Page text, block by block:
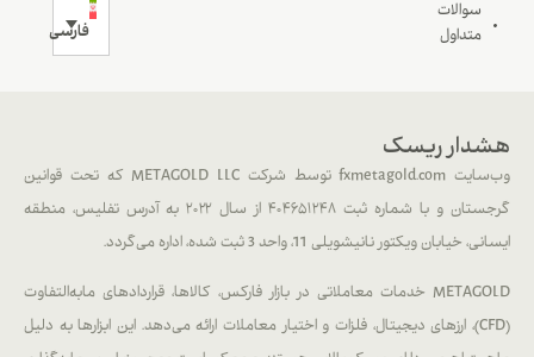
سوالات
متداول
فارسی
هشدار ریسک
وب‌سایت fxmetagold.com توسط شرکت METAGOLD LLC که تحت قوانین
گرجستان و با شماره ثبت ۴۰۴۶۵۱۲۴۸ از سال ۲۰۲۲ به آدرس تفلیس، منطقه
ایسانی، خیابان ویکتور نانیشویلی 11، واحد 3 ثبت شده، اداره می‌گردد.
METAGOLD خدمات معاملاتی در بازار فارکس، کالاها، قراردادهای مابه‌التفاوت
(CFD)، ارزهای دیجیتال، فلزات و اختیار معاملات ارائه می‌دهد. این ابزارها به دلیل